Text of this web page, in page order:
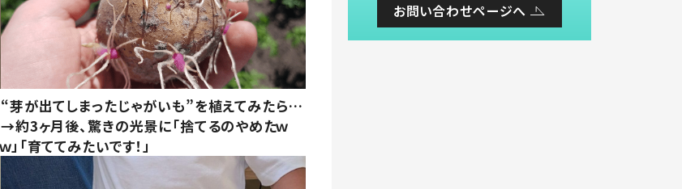
“芽が出てしまったじゃがいも”を植えてみたら…
→約3ヶ月後、驚きの光景に「捨てるのやめたｗ
ｗ」「育ててみたいです！」
お問い合わせページへ